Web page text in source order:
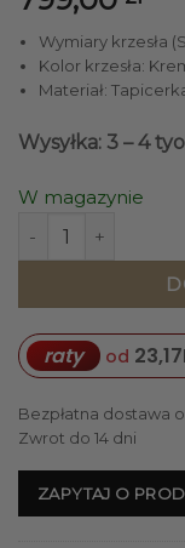
Wymiary krzesła
Kolor krzesła:
Materiał:
Wysyłka: 3 – 4
W magazynie
ilość KRZESŁO
raty od 23,17
Bezpłatna dostawa
Zwrot do 14 dni
ZAPYTAJ O